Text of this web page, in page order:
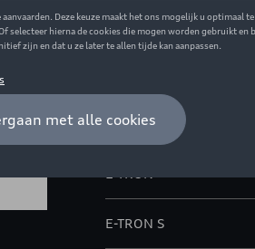
Beschrijving
Model(len)
E-TRON S